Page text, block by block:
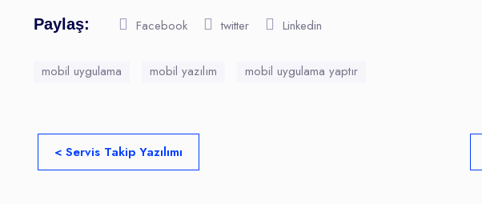
Paylaş: Facebook twitter Linkedin
mobil uygulama mobil yazılım mobil uygulama yaptır
< Servis Takip Yazılımı